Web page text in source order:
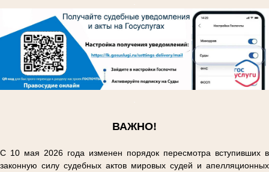
ВАЖНО!
С 10 мая 2026 года изменен порядок пересмотра вступивших в
законную силу судебных актов мировых судей и апелляционных